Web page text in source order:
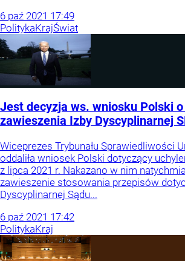
6 paź 2021 17:49
PolitykaKrajŚwiat
Jest decyzja ws. wniosku Polski
zawieszenia Izby Dyscyplinarnej
Wiceprezes Trybunału Sprawiedliwości
oddaliła wniosek Polski dotyczący
z lipca 2021 r. Nakazano w nim
zawieszenie stosowania przepisów
Dyscyplinarnej Sądu...
6 paź 2021 17:42
PolitykaKraj